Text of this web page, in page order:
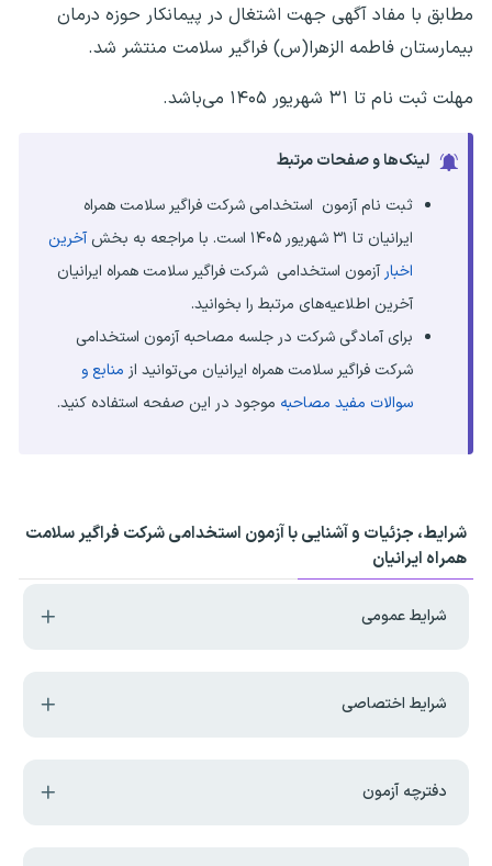
مطابق با مفاد آگهی جهت اشتغال در پیمانکار حوزه درمان
بیمارستان فاطمه الزهرا(س) فراگیر سلامت منتشر شد.
مهلت ثبت نام تا ۳۱ شهریور ۱۴۰۵ می‌باشد.
لینک‌ها و صفحات مرتبط
ثبت نام آزمون استخدامی شرکت فراگیر سلامت همراه
ایرانیان تا ۳۱ شهریور ۱۴۰۵ است. با مراجعه به بخش
آخرین
اخبار آزمون استخدامی شرکت فراگیر سلامت همراه ایرانیان
آخرین اطلاعیه‌های مرتبط را بخوانید.
برای آمادگی شرکت در جلسه مصاحبه آزمون استخدامی
شرکت فراگیر سلامت همراه ایرانیان می‌توانید از منابع و
سوالات مفید مصاحبه موجود در این صفحه استفاده کنید.
شرایط، جزئیات و آشنایی با آزمون استخدامی شرکت فراگیر سلامت
همراه ایرانیان
شرایط عمومی
شرایط اختصاصی
دفترچه آزمون